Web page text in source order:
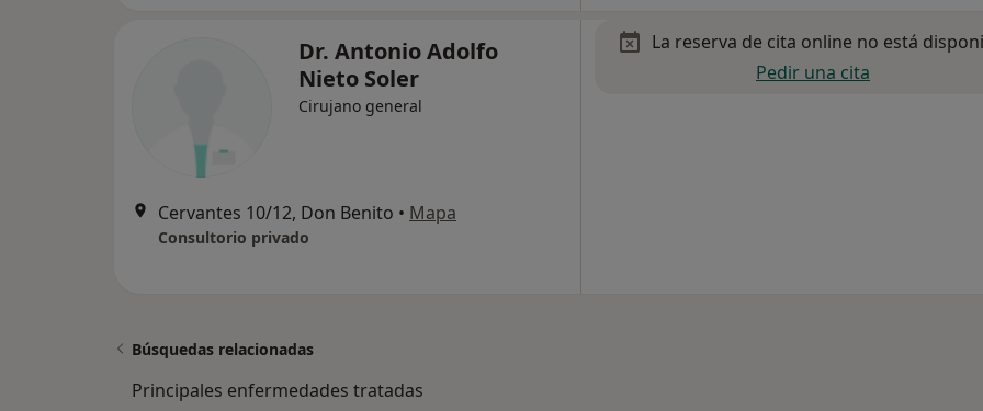
Dr. Antonio Adolfo
Nieto Soler
Cirujano general
Cervantes 10/12, Don Benito • Mapa
Consultorio privado
La reserva de cita online no está
Pedir una cita
Búsquedas relacionadas
Principales enfermedades tratadas